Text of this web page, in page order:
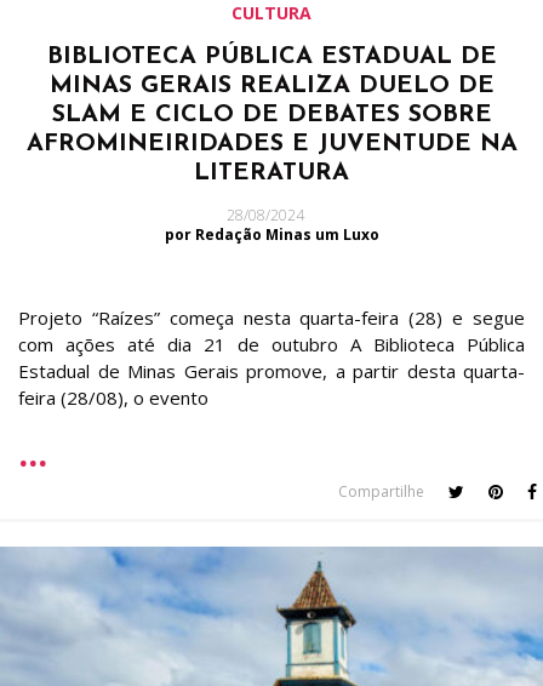
CULTURA
BIBLIOTECA PÚBLICA ESTADUAL DE
MINAS GERAIS REALIZA DUELO DE
SLAM E CICLO DE DEBATES SOBRE
AFROMINEIRIDADES E JUVENTUDE NA
LITERATURA
28/08/2024
por Redação Minas um Luxo
Projeto “Raízes” começa nesta quarta-feira (28) e segue
com ações até dia 21 de outubro A Biblioteca Pública
Estadual de Minas Gerais promove, a partir desta quarta-
feira (28/08), o evento
Compartilhe